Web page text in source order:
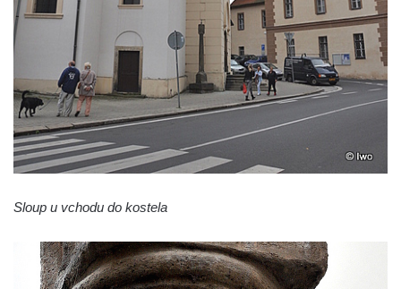
Strupčicích (dnes kříž)
Sloup se sochou Piety v Kostelní ulici ve
Strupčicích
Sloup Panny Marie u kaple v Brníkově
Socha svatého Prokopa na návsi v
Ředhošti
Sloup se sochou Piety na Mírovém náměstí
Postoloprtech
Sloup Panny Marie na jižním okraji Mařenic
Sloup u vchodu do kostela